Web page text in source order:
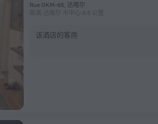
Rue OKM-65, 达喀尔
距离 达喀尔 市中心 6.5 公里
该酒店的客房